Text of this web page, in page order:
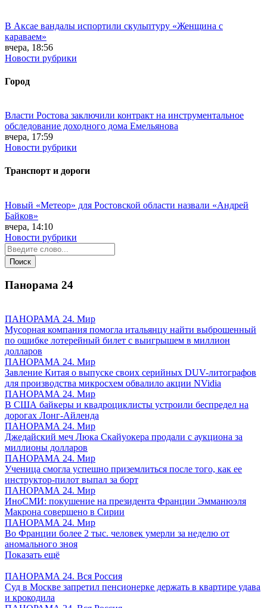
В Аксае вандалы испортили скульптуру «Женщина с
караваем»
вчера, 18:56
Новости рубрики
Город
Власти Ростова заключили контракт на инструментальное
обследование доходного дома Емельянова
вчера, 17:59
Новости рубрики
Транспорт и дороги
Новый «Метеор» для Ростовской области назвали «Андрей
Байков»
вчера, 14:10
Новости рубрики
Панорама 24
ПАНОРАМА 24. Мир
Мусорная компания помогла итальянцу найти выброшенный
по ошибке лотерейный билет с выигрышем в миллион
долларов
ПАНОРАМА 24. Мир
Завление Китая о выпуске своих серийных DUV-литографов
для производства микросхем обвалило акции NVidia
ПАНОРАМА 24. Мир
В США байкеры и квадроциклисты устроили беспредел на
дорогах Лонг-Айленда
ПАНОРАМА 24. Мир
Джедайский меч Люка Скайуокера продали с аукциона за
миллионы долларов
ПАНОРАМА 24. Мир
Ученица смогла успешно приземлиться после того, как ее
инструктор-пилот выпал за борт
ПАНОРАМА 24. Мир
ИноСМИ: покушение на президента Франции Эмманюэля
Макрона совершено в Сирии
ПАНОРАМА 24. Мир
Во Франции более 2 тыс. человек умерли за неделю от
аномального зноя
Показать ещё
ПАНОРАМА 24. Вся Россия
Суд в Москве запретил пенсионерке держать в квартире удава
и крокодила